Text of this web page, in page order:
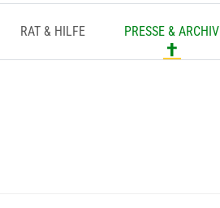
RAT & HILFE PRESSE & ARCHIV